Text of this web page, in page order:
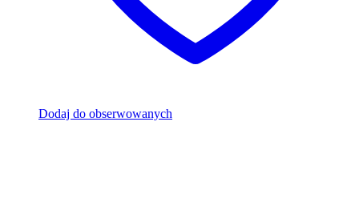
Dodaj do obserwowanych